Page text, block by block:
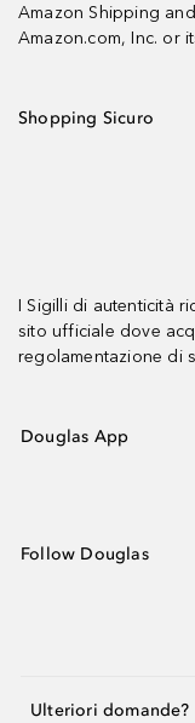
Amazon Shipping
Amazon.com, Inc. or
Shopping Sicuro
I Sigilli di autenticità
sito ufficiale dove
regolamentazione di
Douglas App
Follow Douglas
Ulteriori domande?